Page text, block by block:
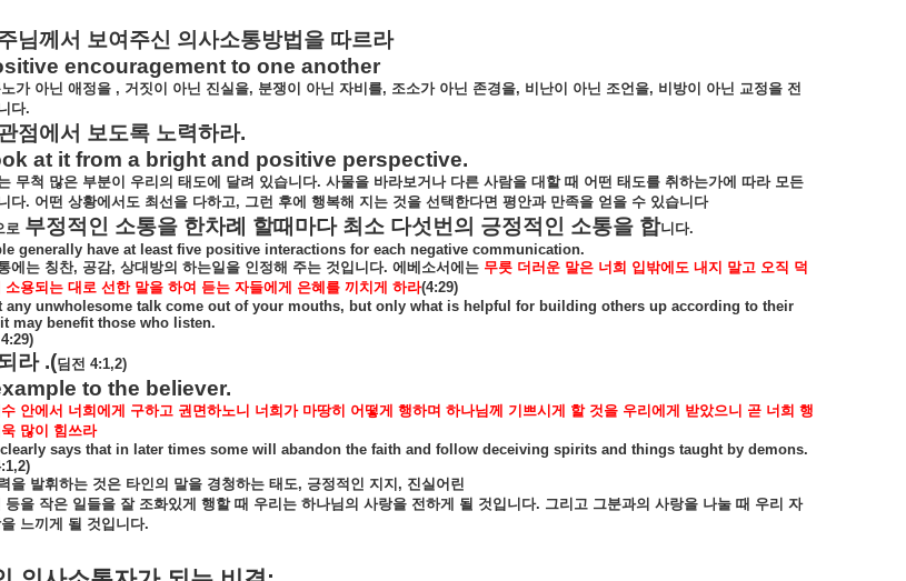
님께서 보여주신 의사소통방법을 따르라
encouragement to one another
가 아닌 애정을 , 거짓이 아닌 진실을, 분쟁이 아닌 자비를, 조소가 아닌 존경을, 비난이 아닌 조언을, 비방이 아닌 교정을 전
다.
점에서 보도록 노력하라.
at it from a bright and positive perspective.
무척 많은 부분이 우리의 태도에 달려 있습니다. 사물을 바라보거나 다른 사람을 대할 때 어떤 태도를 취하는가에 따라 모든
다. 어떤 상황에서도 최선을 다하고, 그런 후에 행복해 지는 것을 선택한다면 평안과 만족을 얻을 수 있습니다
로 부정적인 소통을 한차례 할때마다 최소 다섯번의 긍정적인 소통을 합니다.
generally have at least five positive interactions for each negative communication.
에는 칭찬, 공감, 상대방의 하는일을 인정해 주는 것입니다. 에베소서에는 무릇 더러운 말은 너희 입밖에도 내지 말고 오직 덕
소용되는 대로 선한 말을 하여 듣는 자들에게 은혜를 끼치게 하라(4:29)
any unwholesome talk come out of your mouths, but only what is helpful for building others up according to their
may benefit those who listen.
라 .(딤전 4:1,2)
to the believer.
안에서 너희에게 구하고 권면하노니 너희가 마땅히 어떻게 행하며 하나님께 기쁘시게 할 것을 우리에게 받았으니 곧 너희 행
많이
힘쓰라
says that in later times some will abandon the faith and follow deceiving spirits and things taught by demons.
을 발휘하는 것은 타인의 말을 경청하는 태도, 긍정적인 지지 , 진실어린
등을 작은 일들을 잘 조화있게 행할 때 우리는 하나님의 사랑을 전하게 될 것입니다. 그리고 그분과의 사랑을 나눌 때 우리 자
느끼게 될 것입니다.